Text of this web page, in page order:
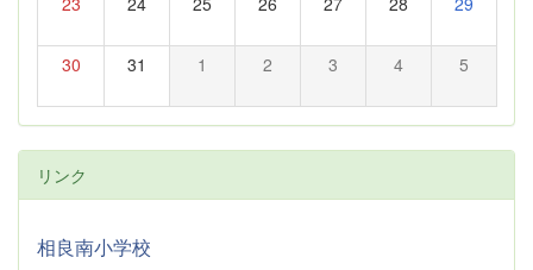
30 31 1 2 3 4 5
リンク
相良南小学校